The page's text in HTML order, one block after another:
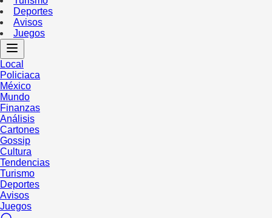
Deportes
Avisos
Juegos
Local
Policiaca
México
Mundo
Finanzas
Análisis
Cartones
Gossip
Cultura
Tendencias
Turismo
Deportes
Avisos
Juegos